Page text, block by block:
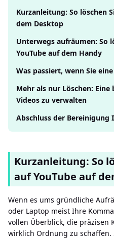
Kurzanleitung: So löschen
dem Desktop
Unterwegs aufräumen: So
YouTube auf dem Handy
Was passiert, wenn Sie
Mehr als nur Löschen:
Videos zu verwalten
Abschluss der Bereinigung
Kurzanleitung: So
auf YouTube auf
Wenn es ums gründliche
oder Laptop meist Ihre
vollen Überblick, die präzisen
wirklich Ordnung zu schaffen.